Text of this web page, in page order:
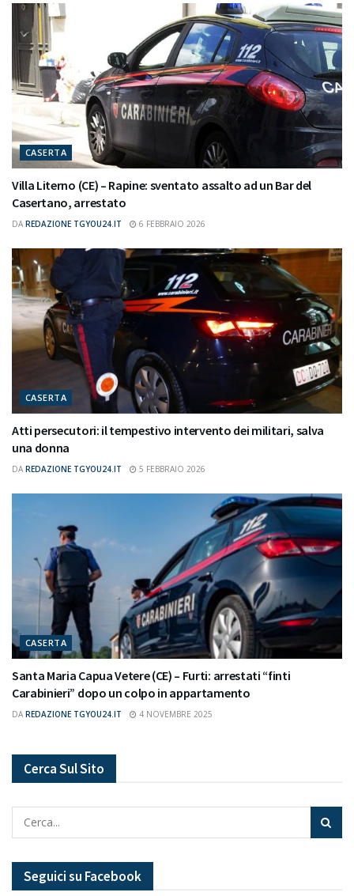
CASERTA
Villa Literno (CE) – Rapine: sventato assalto ad un Bar del
Casertano, arrestato
DA REDAZIONE TGYOU24.IT 6 FEBBRAIO 2026
CASERTA
Atti persecutori: il tempestivo intervento dei militari, salva
una donna
DA REDAZIONE TGYOU24.IT 5 FEBBRAIO 2026
CASERTA
Santa Maria Capua Vetere (CE) – Furti: arrestati “finti
Carabinieri” dopo un colpo in appartamento
DA REDAZIONE TGYOU24.IT 4 NOVEMBRE 2025
Cerca Sul Sito
Seguici su Facebook